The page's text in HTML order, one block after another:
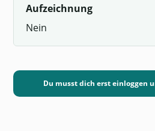
Aufzeichnung
Nein
Du musst dich erst einloggen